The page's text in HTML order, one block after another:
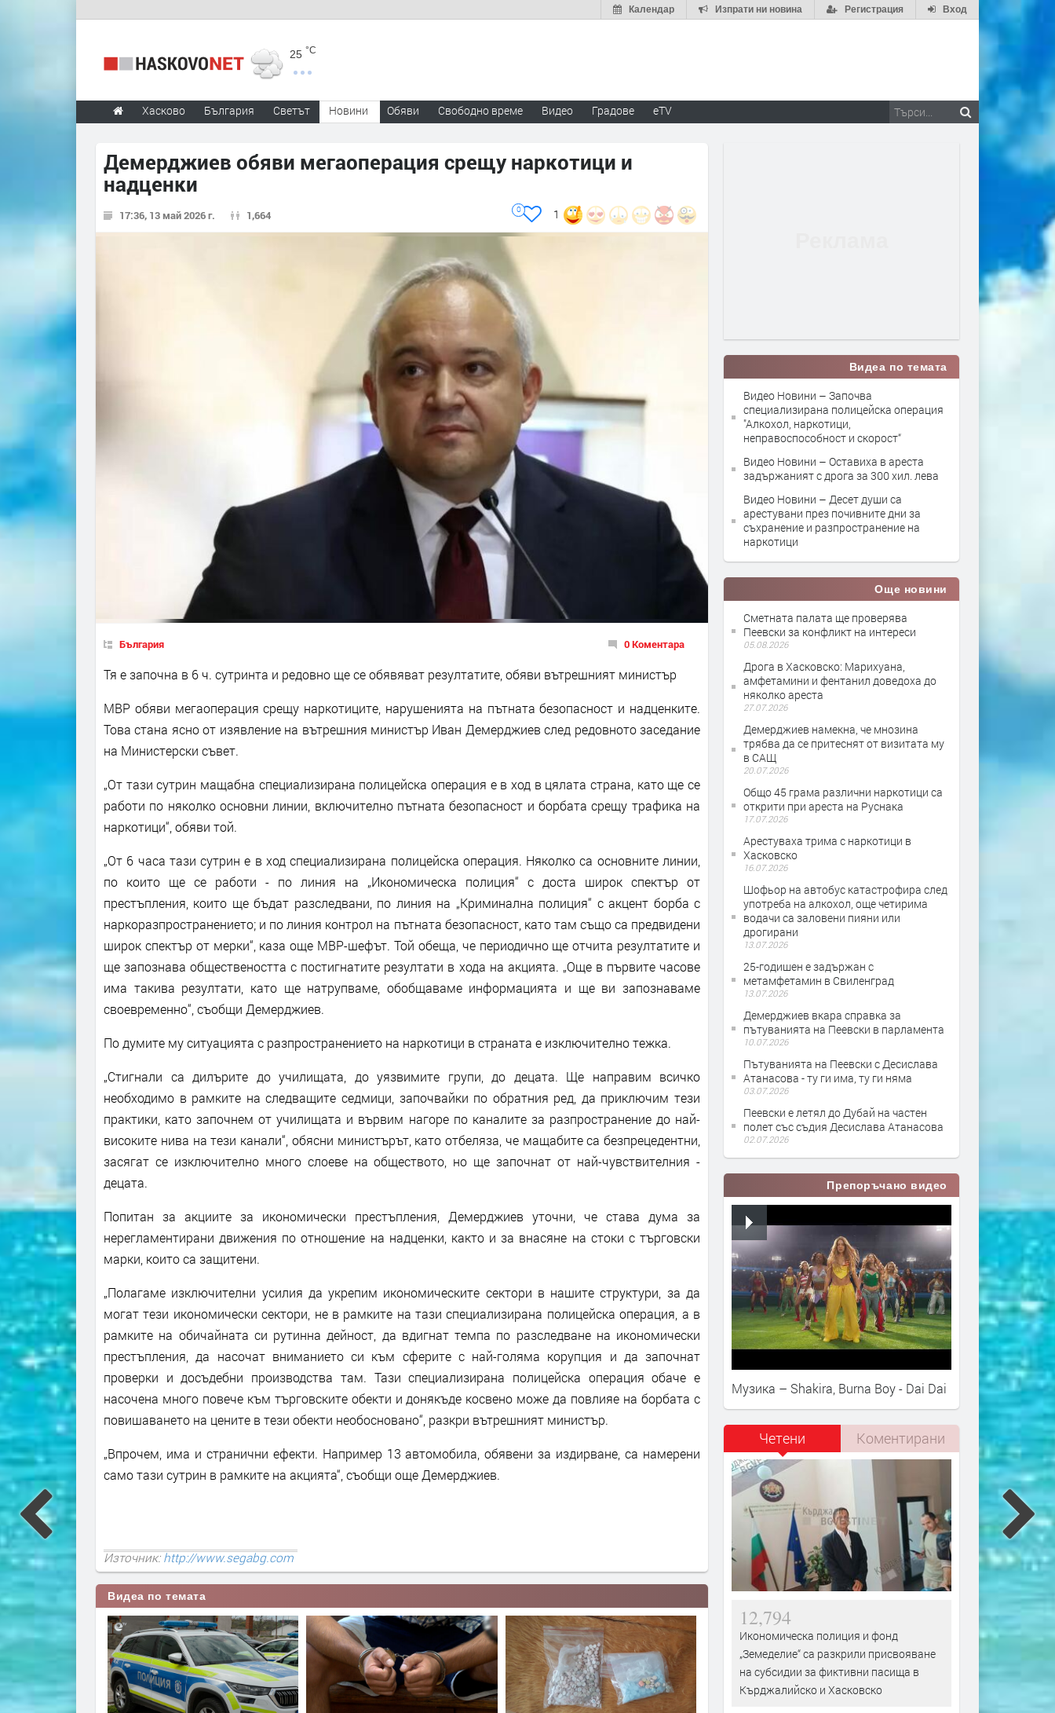
Вход
Регистрация
Изпрати ни новина
Календар
25 °C
Хасково България Светът Новини Обяви Свободно време Видео Градове eTV
Демерджиев обяви мегаоперация срещу наркотици и
надценки
17:36, 13 май 2026 г. 1,664 1
0
България 0 Коментара
Тя е започна в 6 ч. сутринта и редовно ще се обявяват резултатите, обяви вътрешният министър
МВР обяви мегаоперация срещу наркотиците, нарушенията на пътната безопасност и надценките.
Това стана ясно от изявление на вътрешния министър Иван Демерджиев след редовното заседание
на Министерски съвет.
„От тази сутрин мащабна специализирана полицейска операция е в ход в цялата страна, като ще се
работи по няколко основни линии, включително пътната безопасност и борбата срещу трафика на
наркотици“, обяви той.
„От 6 часа тази сутрин е в ход специализирана полицейска операция. Няколко са основните линии,
по които ще се работи - по линия на „Икономическа полиция“ с доста широк спектър от
престъпления, които ще бъдат разследвани, по линия на „Криминална полиция“ с акцент борба с
наркоразпространението; и по линия контрол на пътната безопасност, като там също са предвидени
широк спектър от мерки“, каза още МВР-шефът. Той обеща, че периодично ще отчита резултатите и
ще запознава обществеността с постигнатите резултати в хода на акцията. „Още в първите часове
има такива резултати, като ще натрупваме, обобщаваме информацията и ще ви запознаваме
своевременно“, съобщи Демерджиев.
По думите му ситуацията с разпространението на наркотици в страната е изключително тежка.
„Стигнали са дилърите до училищата, до уязвимите групи, до децата. Ще направим всичко
необходимо в рамките на следващите седмици, започвайки по обратния ред, да приключим тези
практики, като започнем от училищата и вървим нагоре по каналите за разпространение до най-
високите нива на тези канали“, обясни министърът, като отбеляза, че мащабите са безпрецедентни,
засягат се изключително много слоеве на обществото, но ще започнат от най-чувствителния -
децата.
Попитан за акциите за икономически престъпления, Демерджиев уточни, че става дума за
нерегламентирани движения по отношение на надценки, както и за внасяне на стоки с търговски
марки, които са защитени.
„Полагаме изключителни усилия да укрепим икономическите сектори в нашите структури, за да
могат тези икономически сектори, не в рамките на тази специализирана полицейска операция, а в
рамките на обичайната си рутинна дейност, да вдигнат темпа по разследване на икономически
престъпления, да насочат вниманието си към сферите с най-голяма корупция и да започнат
проверки и досъдебни производства там. Тази специализирана полицейска операция обаче е
насочена много повече към търговските обекти и донякъде косвено може да повлияе на борбата с
повишаването на цените в тези обекти необосновано“, разкри вътрешният министър.
„Впрочем, има и странични ефекти. Например 13 автомобила, обявени за издирване, са намерени
само тази сутрин в рамките на акцията“, съобщи още Демерджиев.
Източник:http://www.segabg.com
Видеа по темата
Видеа по темата
Видео Новини – Започва
специализирана полицейска операция
"Алкохол, наркотици,
неправоспособност и скорост“
Видео Новини – Оставиха в ареста
задържаният с дрога за 300 хил. лева
Видео Новини – Десет души са
арестувани през почивните дни за
съхранение и разпространение на
наркотици
Още новини
Сметната палата ще провeрява
Пеевски за конфликт на интереси
05.08.2026
Дрога в Хасковско: Марихуана,
амфетамини и фентанил доведоха до
няколко ареста
27.07.2026
Демерджиев намекна, че мнозина
трябва да се притеснят от визитата му
в САЩ
20.07.2026
Общо 45 грама различни наркотици са
открити при ареста на Руснака
17.07.2026
Арестуваха трима с наркотици в
Хасковско
16.07.2026
Шофьор на автобус катастрофира след
употреба на алкохол, още четирима
водачи са заловени пияни или
дрогирани
13.07.2026
25-годишен е задържан с
метамфетамин в Свиленград
13.07.2026
Демерджиев вкара справка за
пътуванията на Пеевски в парламента
10.07.2026
Пътуванията на Пеевски с Десислава
Атанасова - ту ги има, ту ги няма
03.07.2026
Пеевски е летял до Дубай на частен
полет със съдия Десислава Атанасова
02.07.2026
Препоръчано видео
Музика – Shakira, Burna Boy - Dai Dai
Четени Коментирани
12,794
Икономическа полиция и фонд
„Земеделие“ са разкрили присвояване
на субсидии за фиктивни пасища в
Кърджалийско и Хасковско